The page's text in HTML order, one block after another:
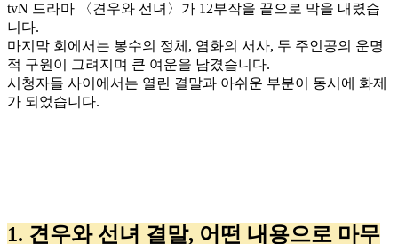
tvN 드라마 〈견우와 선녀〉가 12부작을 끝으로 막을 내렸습
니다.
마지막 회에서는 봉수의 정체, 염화의 서사, 두 주인공의 운명
적 구원이 그려지며 큰 여운을 남겼습니다.
시청자들 사이에서는 열린 결말과 아쉬운 부분이 동시에 화제
가 되었습니다.
1. 견우와 선녀 결말, 어떤 내용으로 마무